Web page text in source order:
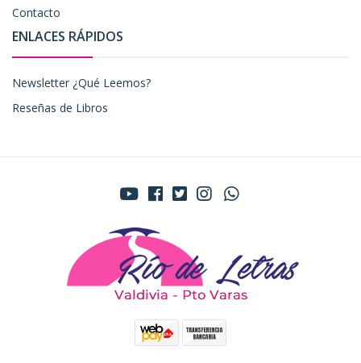
Contacto
ENLACES RÁPIDOS
Newsletter ¿Qué Leemos?
Reseñas de Libros